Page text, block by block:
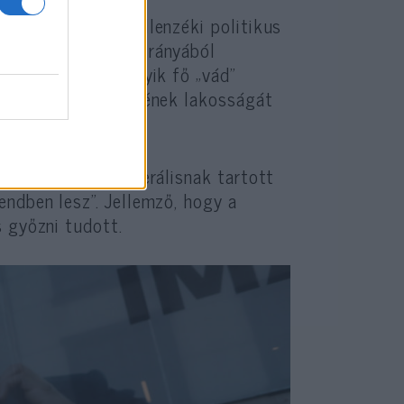
a sikere is. Az ellenzéki politikus
ami az AKP irányából
az volt az egyik fő „vád”
egész partvidékének lakosságát
a progresszív liberálisnak tartott
lesz”. Jellemző, hogy a
győzni tudott.